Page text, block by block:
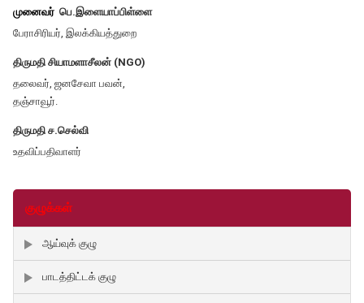
முனைவர் பெ.இளையாப்பிள்ளை
பேராசிரியர், இலக்கியத்துறை
திருமதி சியாமளாசீலன் (NGO)
தலைவர், ஜனசேவா பவன்,
தஞ்சாவூர்.
திருமதி ச.செல்வி
உதவிப்பதிவாளர்
குழுக்கள்
ஆய்வுக் குழு
பாடத்திட்டக் குழு